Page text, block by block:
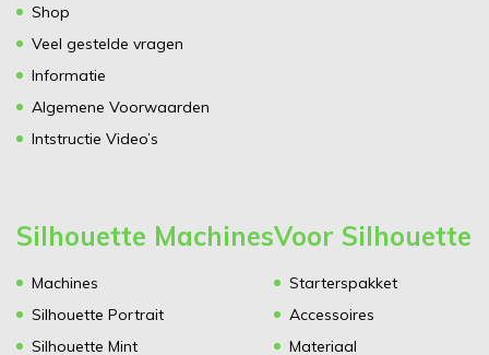
Shop
Veel gestelde vragen
Informatie
Algemene Voorwaarden
Intstructie Video’s
Silhouette Machines
Machines
Silhouette Portrait
Silhouette Mint
Voor Silhouette
Starterspakket
Accessoires
Materiaal